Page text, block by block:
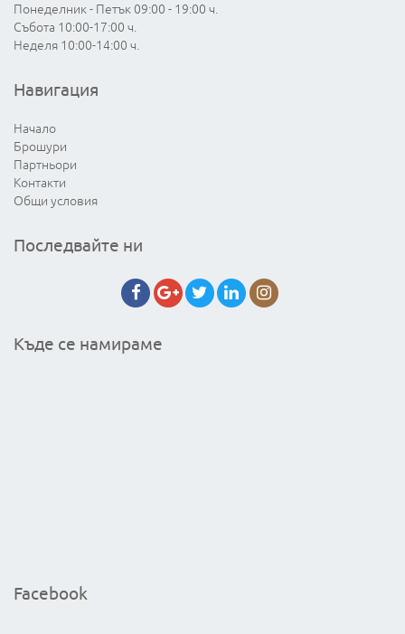
Понеделник - Петък 09:00 - 19:00 ч.
Събота 10:00-17:00 ч.
Неделя 10:00-14:00 ч.
Навигация
Начало
Брошури
Партньори
Контакти
Общи условия
Последвайте ни
Къде се намираме
Facebook